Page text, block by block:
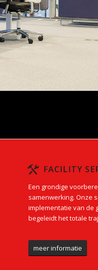
FACILITY
Een grondige
samenwerking. Onze
implementatie van de
begeleidt het totale
meer informatie